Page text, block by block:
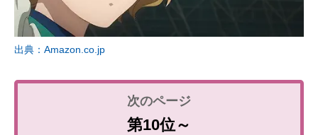
出典：Amazon.co.jp
第10位～